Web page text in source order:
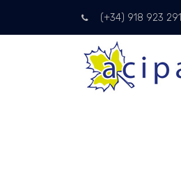
(+34) 918 923 291